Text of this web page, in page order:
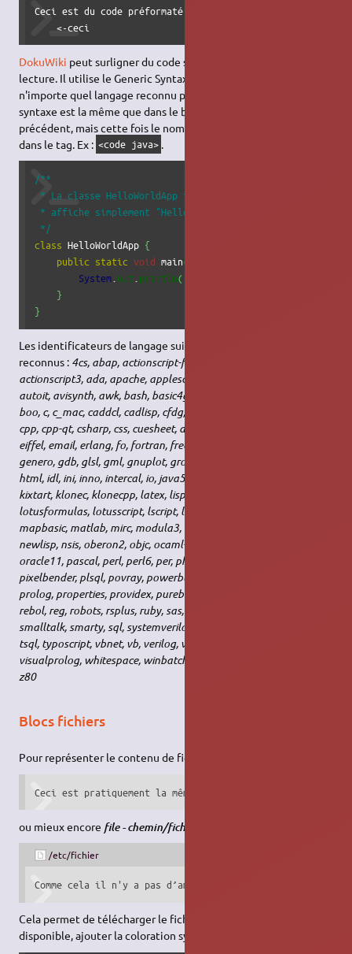
Ceci est du code préformaté, tous les espaces sont
    <-ceci
DokuWiki peut surligner du code source, ce qui facilite sa
lecture. Il utilise le Generic Syntax Highlighter
n'importe quel langage reconnu par GeSHi est supporté. La
syntaxe est la même que dans le bloc de code dans la section
précédent, mais cette fois le nom du langage utilisé est insérée
dans le tag. Ex : <code java>
/**
* La classe HelloWorldApp implemente une application qui
* affiche simplement "Hello World!" dans la sortie
*/
class HelloWorldApp {
public static void main(
System.out.println("Hello World!"
}
}
Les identificateurs de langage suivants sont actuellement
reconnus : 4cs, abap, actionscript-french, actionscript,
actionscript3, ada, apache, applescript, asm, asp, autohotkey,
autoit, avisynth, awk, bash, basic4gl, bf, bibtex, blitzbasic, bnf,
boo, c, c_mac, caddcl, cadlisp, cfdg, cfm, cil, clojure, cmake, cobol,
cpp, cpp-qt, csharp, css, cuesheet, d, dcs, delphi, diff, div, dos, dot,
eiffel, email, erlang, fo, fortran, freebasic, fsharp, gambas,
genero, gdb, glsl, gml, gnuplot, groovy, gettext, haskell, hq9plus,
html, idl, ini, inno, intercal, io, java5, java, javascript, jquery,
kixtart, klonec, klonecpp, latex, lisp, locobasic, logtalk, lolcode,
lotusformulas, lotusscript, lscript, lsl2, lua, m68k, make,
mapbasic, matlab, mirc, modula3, mmix, mpasm, mxml, mysql,
newlisp, nsis, oberon2, objc, ocaml-brief, ocaml, oobas, oracle8,
oracle11, pascal, perl, perl6, per, php-brief, php, pike, pic16,
pixelbender, plsql, povray, powerbuilder, powershell, progress,
prolog, properties, providex, purebasic, python, qbasic, rails,
rebol, reg, robots, rsplus, ruby, sas, scala, scheme, scilab, sdlbasic,
smalltalk, smarty, sql, systemverilog, tcl, teraterm, text, thinbasic,
tsql, typoscript, vbnet, vb, verilog, vhdl, vim, visualfoxpro,
visualprolog, whitespace, winbatch, whois, xml, xorg_conf, xpp,
z80
Blocs fichiers
Pour représenter le contenu de fichier on utilise la balise
Ceci est pratiquement la même chose, mais vous
ou mieux encore file - chemin/fichier
/etc/fichier
Comme cela il n'y a pas d’ambiguïté sur le fichier à
Cela permet de télécharger le fichier ainsi inséré, et si
disponible, ajouter la coloration syntaxique, de cette façon :